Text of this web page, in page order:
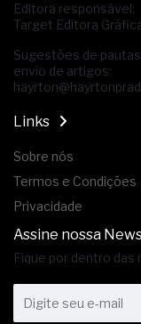
Editora responsável:
Target Editora
Sugestões de
envio de artigos:
Links
Sobre nós
Termos e Condições
Privacidade
Assine nossa
Fique por dentro das